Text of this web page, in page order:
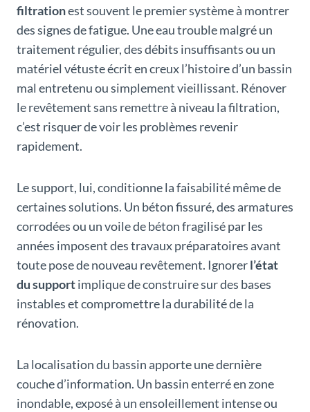
filtrationest souvent le premier système à montrer
des signes de fatigue. Une eau trouble malgré un
traitement régulier, des débits insuffisants ou un
matériel vétuste écrit en creux l’histoire d’un bassin
mal entretenu ou simplement vieillissant. Rénover
le revêtement sans remettre à niveau la filtration,
c’est risquer de voir les problèmes revenir
rapidement.
Le support, lui, conditionne la faisabilité même de
certaines solutions. Un béton fissuré, des armatures
corrodées ou un voile de béton fragilisé par les
années imposent des travaux préparatoires avant
toute pose de nouveau revêtement. Ignorerl’état
du supportimplique de construire sur des bases
instables et compromettre la durabilité de la
rénovation.
La localisation du bassin apporte une dernière
couche d’information. Un bassin enterré en zone
inondable, exposé à un ensoleillement intense ou